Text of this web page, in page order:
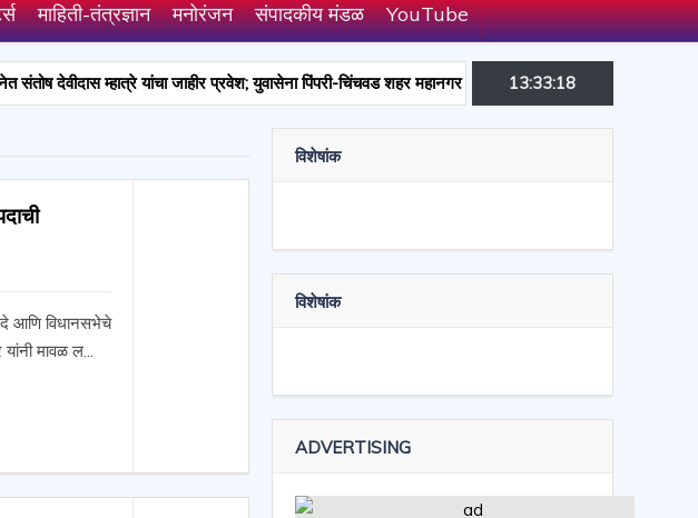
माहिती-तंत्रज्ञान मनोरंजन संपादकीय मंडळ YouTube
म्हात्रे यांचा जाहीर प्रवेश; युवासेना पिंपरी-चिंचवड शहर महानगर प्रमुखपदाची जबाबदारी उपजिल्हा रुग्णालय
13:33:19
आणि विधानसभेचे
यांनी मावळ ल...
विशेषांक
विशेषांक
ADVERTISING